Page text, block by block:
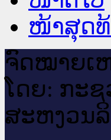
ໜ້າສຸດ
ຈົດ​ໝາຍ​ເ
ໂດຍ: ກະ​ຊ
ສະ​ຫງວນ​